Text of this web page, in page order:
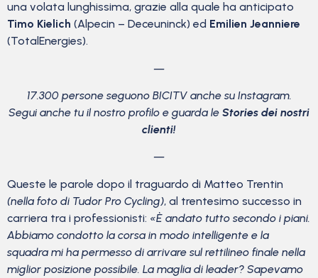
una volata lunghissima, grazie alla quale ha anticipato
Timo Kielich (Alpecin – Deceuninck) ed Emilien Jeanniere
(TotalEnergies).
—
17.300 persone seguono BICITV anche su Instagram.
Segui anche tu il nostro profilo e guarda le Stories dei nostri
clienti!
—
Queste le parole dopo il traguardo di Matteo Trentin
(nella foto di Tudor Pro Cycling), al trentesimo successo in
carriera tra i professionisti: «È andato tutto secondo i piani.
Abbiamo condotto la corsa in modo intelligente e la
squadra mi ha permesso di arrivare sul rettilineo finale nella
miglior posizione possibile. La maglia di leader? Sapevamo